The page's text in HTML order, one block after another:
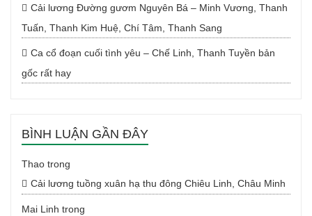
Cải lương Đường gươm Nguyên Bá – Minh Vương, Thanh
Tuấn, Thanh Kim Huệ, Chí Tâm, Thanh Sang
Ca cổ đoạn cuối tình yêu – Chế Linh, Thanh Tuyền bản
gốc rất hay
BÌNH LUẬN GẦN ĐÂY
Thao trong
Cải lương tuồng xuân hạ thu đông Chiêu Linh, Châu Minh
Mai Linh trong